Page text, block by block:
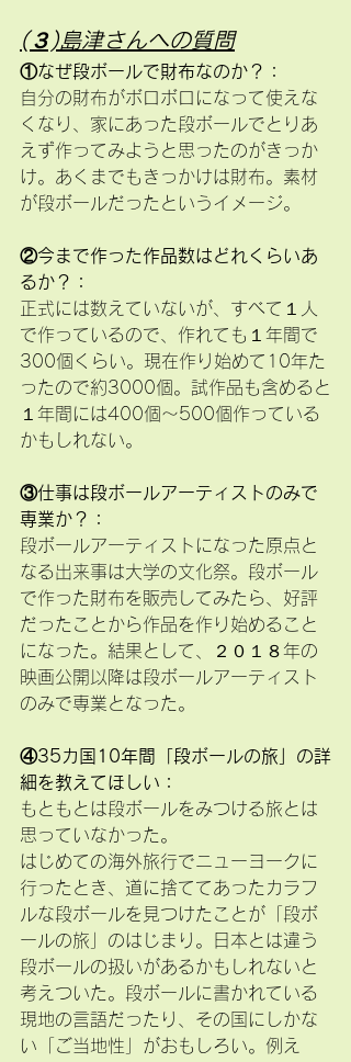
(３)島津さんへの質問
①なぜ段ボールで財布なのか？：
自分の財布がボロボロになって使えな
くなり、家にあった段ボールでとりあ
えず作ってみようと思ったのがきっか
け。あくまでもきっかけは財布。素材
が段ボールだったというイメージ。
②今まで作った作品数はどれくらいあ
るか？：
正式には数えていないが、すべて１人
で作っているので、作れても１年間で
300個くらい。現在作り始めて10年た
ったので約3000個。試作品も含めると
１年間には400個～500個作っている
かもしれない。
③仕事は段ボールアーティストのみで
専業か？：
段ボールアーティストになった原点と
なる出来事は大学の文化祭。段ボール
で作った財布を販売してみたら、好評
だったことから作品を作り始めること
になった。結果として、２０１８年の
映画公開以降は段ボールアーティスト
のみで専業となった。
④35カ国10年間「段ボールの旅」の詳
細を教えてほしい：
もともとは段ボールをみつける旅とは
思っていなかった。
はじめての海外旅行でニューヨークに
行ったとき、道に捨ててあったカラフ
ルな段ボールを見つけたことが「段ボ
ールの旅」のはじまり。日本とは違う
段ボールの扱いがあるかもしれないと
考えついた。段ボールに書かれている
現地の言語だったり、その国にしかな
い「ご当地性」がおもしろい。例え